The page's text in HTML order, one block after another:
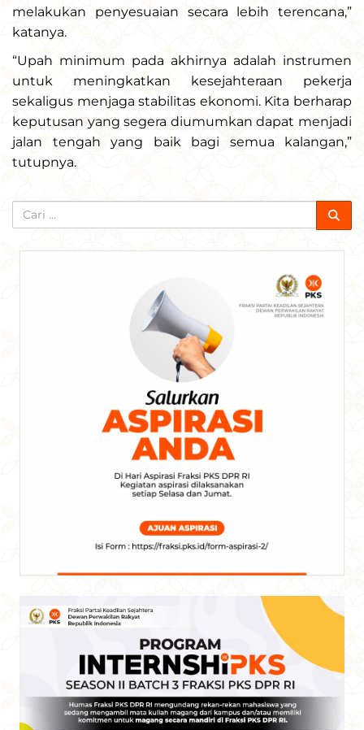
melakukan penyesuaian secara lebih terencana,”
katanya.
“Upah minimum pada akhirnya adalah instrumen
untuk meningkatkan kesejahteraan pekerja
sekaligus menjaga stabilitas ekonomi. Kita berharap
keputusan yang segera diumumkan dapat menjadi
jalan tengah yang baik bagi semua kalangan,”
tutupnya.